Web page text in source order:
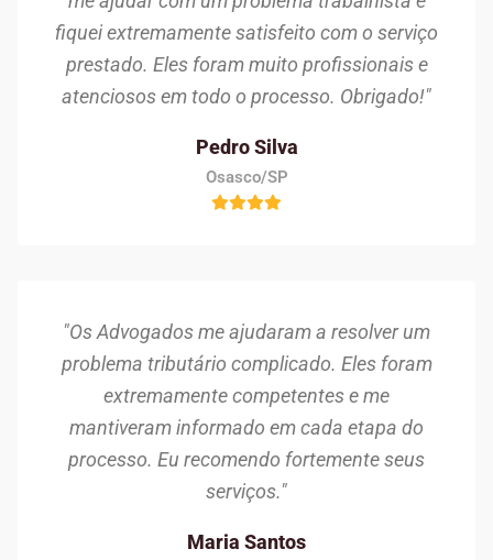
fiquei extremamente satisfeito com o serviço
prestado. Eles foram muito profissionais e
atenciosos em todo o processo. Obrigado!"
Pedro Silva
Osasco/SP
"Os Advogados me ajudaram a resolver um
problema tributário complicado. Eles foram
extremamente competentes e me
mantiveram informado em cada etapa do
processo. Eu recomendo fortemente seus
serviços."
Maria Santos